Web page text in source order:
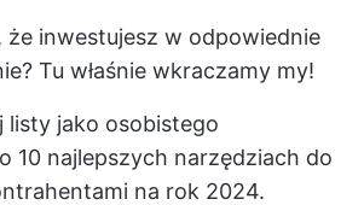
że inwestujesz w odpowiednie
Tu właśnie wkraczamy my!
listy jako osobistego
10 najlepszych narzędziach do
na rok 2024.